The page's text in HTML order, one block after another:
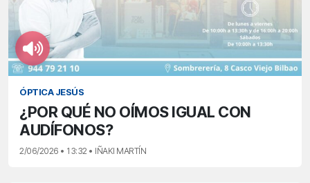
ÓPTICA JESÚS
¿POR QUÉ NO OÍMOS IGUAL CON
AUDÍFONOS?
2/06/2026 • 13:32 • IÑAKI MARTÍN